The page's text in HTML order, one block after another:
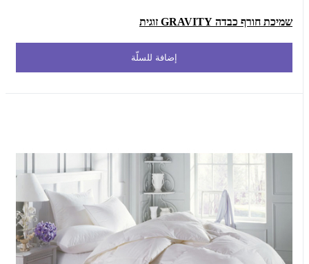
שמיכת חורף כבדה GRAVITY זוגית
إضافة للسلّة